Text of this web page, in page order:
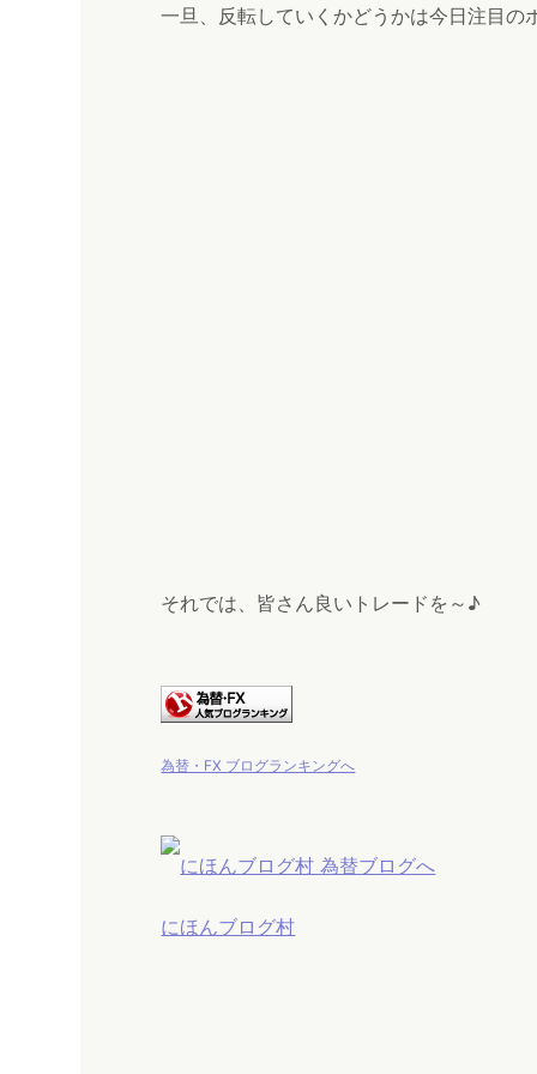
一旦、反転していくかどうかは今日注目の
それでは、皆さん良いトレードを～♪
為替・FX ブログランキングへ
にほんブログ村